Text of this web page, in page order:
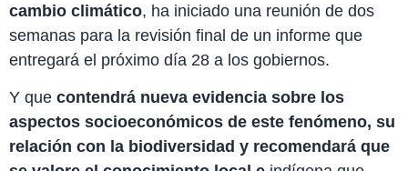
cambio climático, ha iniciado una reunión de dos
semanas para la revisión final de un informe que
entregará el próximo día 28 a los gobiernos.
Y que contendrá nueva evidencia sobre los
aspectos socioeconómicos de este fenómeno, su
relación con la biodiversidad y recomendará que